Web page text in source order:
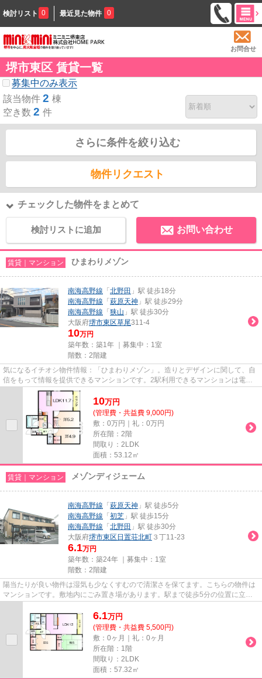
検討リスト 0 最近見た物件 0
お問合せ
堺市東区 賃貸一覧
募集中のみ表示
該当物件 2 棟
空き数 2 件
さらに条件を絞り込む
物件リクエスト
チェックした物件をまとめて
検討リストに追加 お問い合わせ
賃貸｜マンション ひまわりメゾン
南海高野線 「 北野田 」駅 徒歩18分
南海高野線 「 萩原天神 」駅 徒歩29分
南海高野線 「 狭山 」駅 徒歩30分
大阪府堺市東区草尾311-4
10万円
築年数：築1年 ｜募集中： 1室
階数：2階建
気になるイチオシ物件情報：「ひまわりメゾン」。造りとデザインに関して、自
信をもって情報を提供できるマンションです。2駅利用できるマンションは電車
での移動が便利です。敷地内ご...
10万円
(管理費・共益費 9,000円)
敷：0万円｜礼：0万円
所在階：2階
間取り：2LDK
面積：53.12㎡
賃貸｜マンション メゾンディジェーム
南海高野線 「 萩原天神 」駅 徒歩5分
南海高野線 「 初芝 」駅 徒歩15分
南海高野線 「 北野田 」駅 徒歩30分
大阪府堺市東区 日置荘北町 ３丁11-23
6.1万円
築年数：築24年 ｜募集中： 1室
階数：2階建
陽当たりが良い物件は湿気も少なくすむので清潔さを保てます。こちらの物件は
マンションです。敷地内にごみ置き場があります。駅まで徒歩5分の位置に立地
6.1万円
(管理費・共益費 5,500円)
敷：0ヶ月｜礼：0ヶ月
所在階：1階
間取り：2LDK
面積：57.32㎡